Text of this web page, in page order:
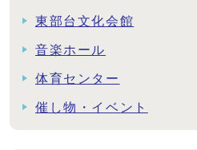
東部台文化会館
音楽ホール
体育センター
催し物・イベント